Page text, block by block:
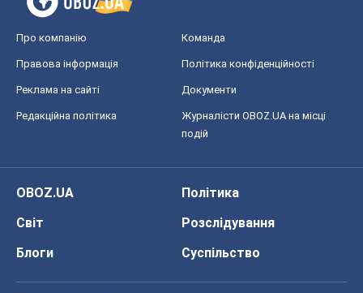
Про компанію Команда
Правова інформація Політика конфіденційності
Реклама на сайті Документи
Редакційна політика
Журналісти OBOZ.UA на місці
подій
OBOZ.UA
Політика
Світ
Розслідування
Блоги
Суспільство